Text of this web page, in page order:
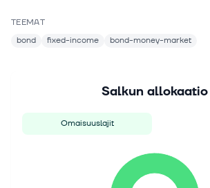
TEEMAT
bond
fixed-income bond-money-market
Salkun allokaatio
Omaisuuslajit